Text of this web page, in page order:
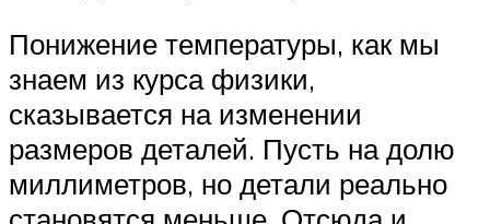
Понижение температуры, как мы
знаем из курса физики,
сказывается на изменении
размеров деталей. Пусть на долю
миллиметров, но детали реально